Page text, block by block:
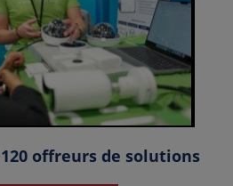
120 offreurs de solutions